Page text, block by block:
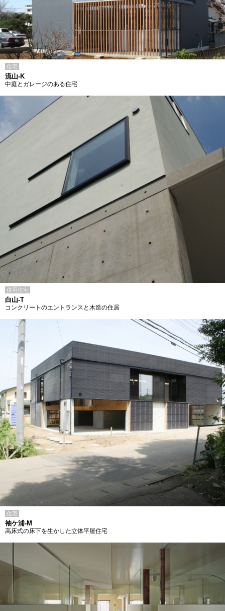
住宅
流山-K
中庭とガレージのある住宅
併用住宅
白山-T
コンクリートのエントランスと木造の住居
住宅
袖ケ浦-M
高床式の床下を生かした立体平屋住宅